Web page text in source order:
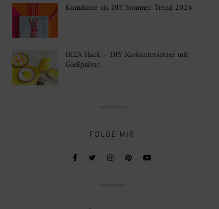
Kumihimo als DIY Sommer-Trend 2026
IKEA Hack – DIY Korkuntersetzer mit
Gießpulver
FOLGE MIR